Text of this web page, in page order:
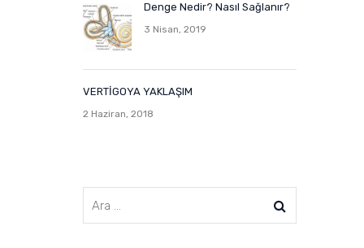
Denge Nedir? Nasıl Sağlanır?
3 Nisan, 2019
VERTİGOYA YAKLAŞIM
2 Haziran, 2018